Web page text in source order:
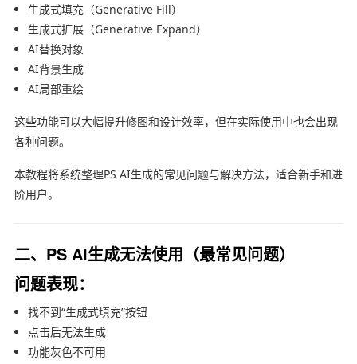
生成式填充（Generative Fill）
生成式扩展（Generative Expand）
AI替换对象
AI背景生成
AI局部重绘
这些功能可以大幅提升修图和设计效率，但在实际使用中也会出现
各种问题。
本教程将系统整理PS AI生成的常见问题与解决方法，适合新手和进
阶用户。
二、PS AI生成无法使用（最常见问题）
问题表现：
找不到“生成式填充”按钮
点击后无法生成
功能灰色不可用